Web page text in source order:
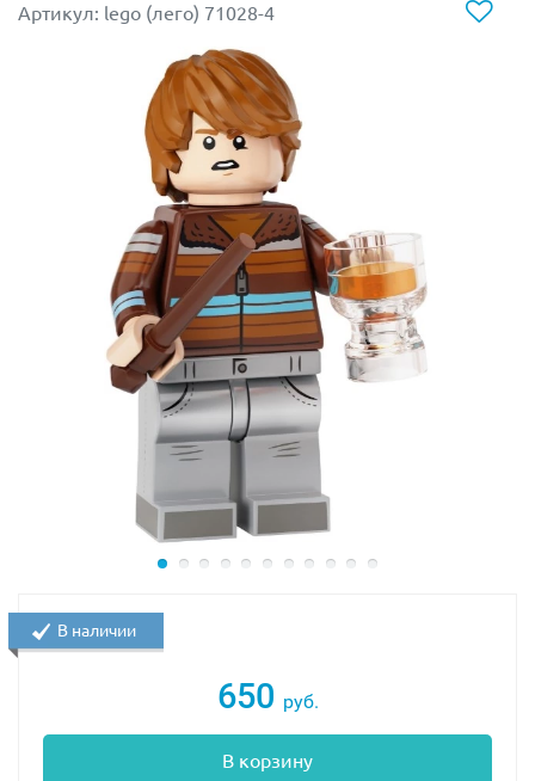
Артикул: lego (лего) 71028-4
650 руб.
В корзину
В наличии